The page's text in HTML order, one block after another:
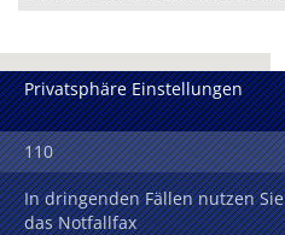
Privatsphäre Einstellungen
110
In dringenden Fällen nutzen
das Notfallfax